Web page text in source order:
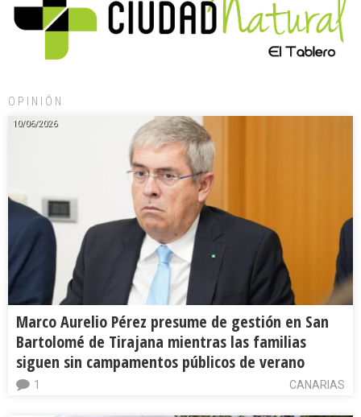
OPINIÓN
10/06/2026
Marco Aurelio Pérez presume de gestión en San
Bartolomé de Tirajana mientras las familias
siguen sin campamentos públicos de verano
CANARIAS
1